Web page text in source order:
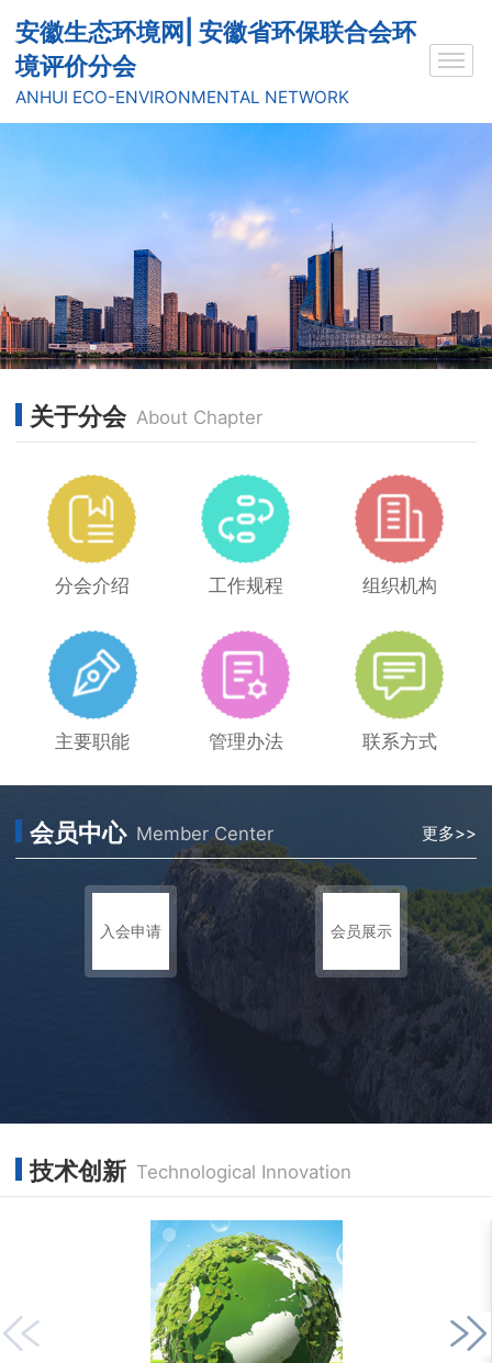
安徽生态环境网| 安徽省环保联合会环
境评价分会
ANHUI ECO-ENVIRONMENTAL NETWORK
关于分会 About Chapter
分会介绍 工作规程 组织机构
主要职能 管理办法 联系方式
会员中心 Member Center 更多>>
入会申请 会员展示
技术创新 Technological Innovation